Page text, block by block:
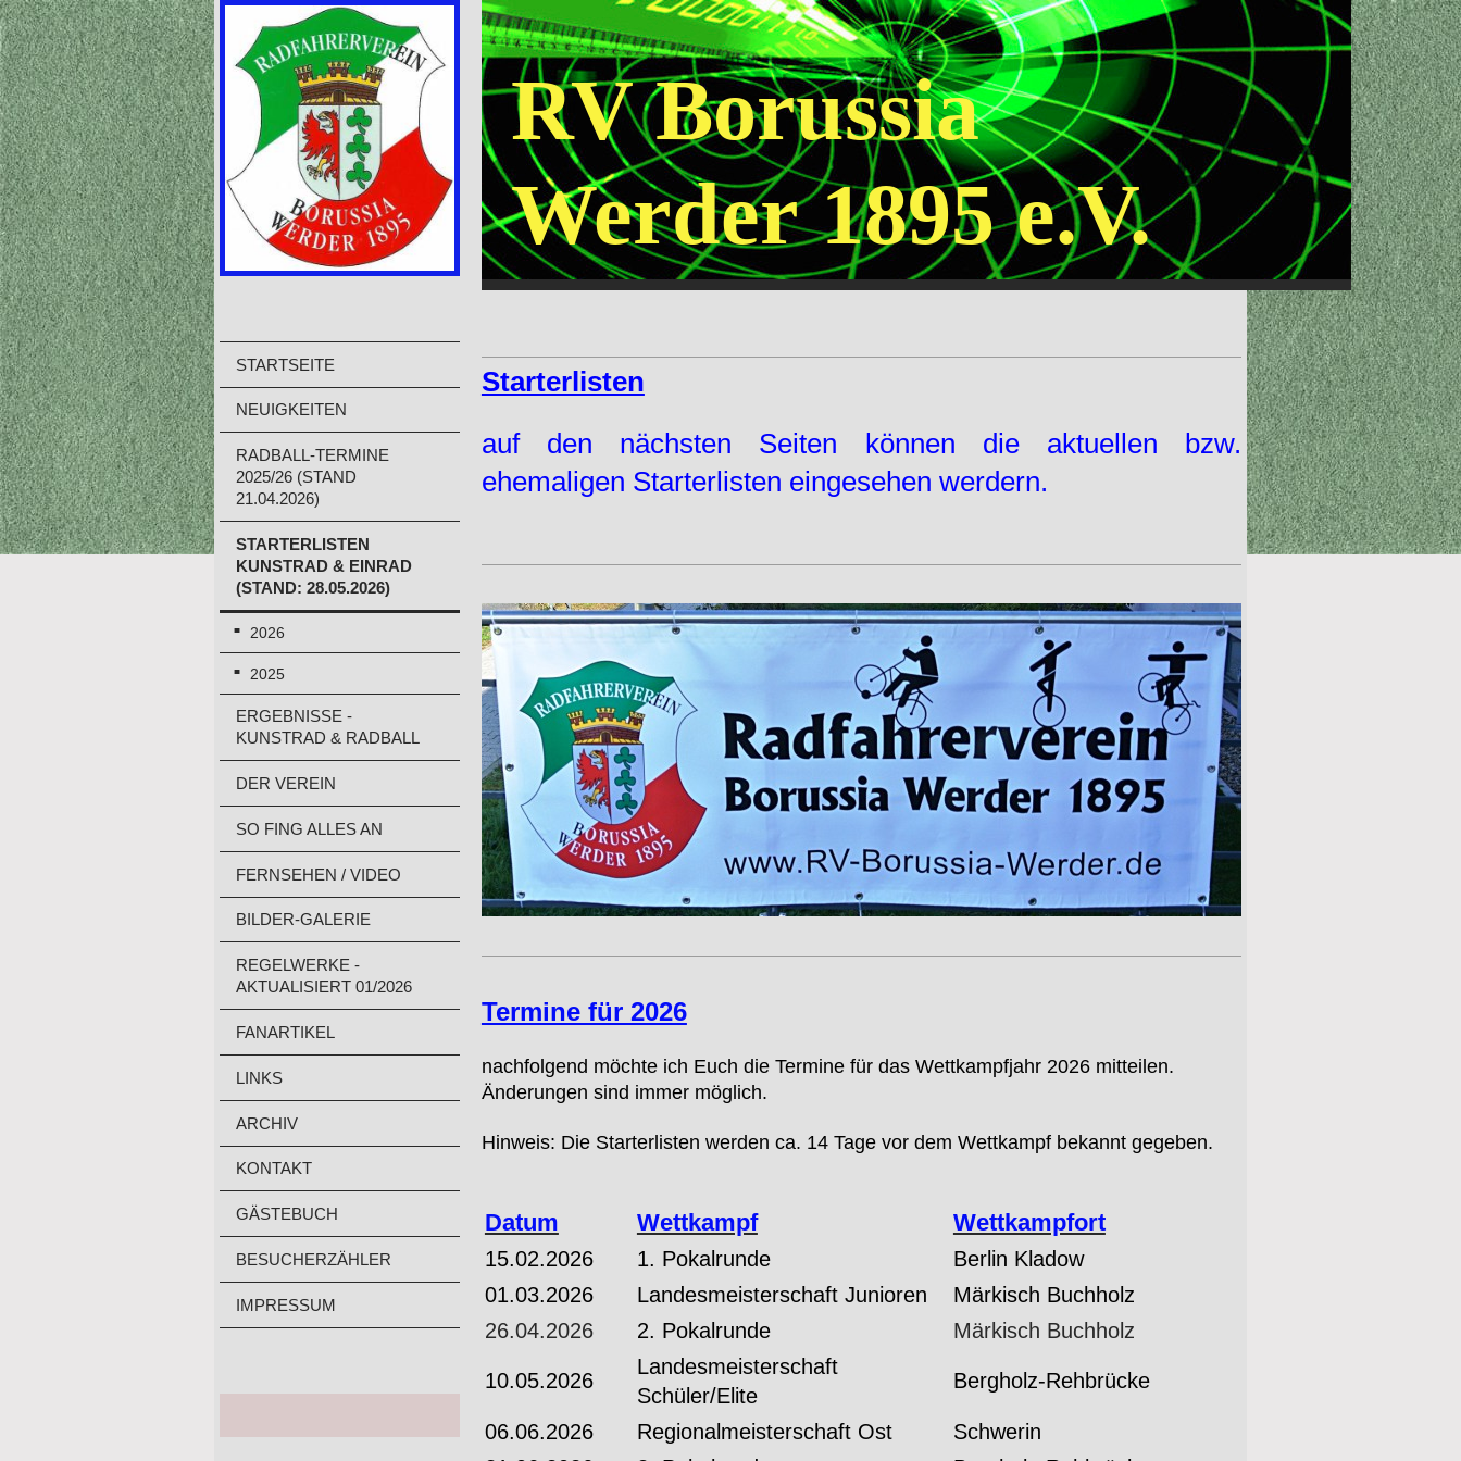
STARTSEITE
NEUIGKEITEN
RADBALL-TERMINE
2025/26 (STAND
21.04.2026)
STARTERLISTEN
KUNSTRAD & EINRAD
(STAND: 28.05.2026)
2026
2025
ERGEBNISSE -
KUNSTRAD & RADBALL
DER VEREIN
SO FING ALLES AN
FERNSEHEN / VIDEO
BILDER-GALERIE
REGELWERKE -
AKTUALISIERT 01/2026
FANARTIKEL
LINKS
ARCHIV
KONTAKT
GÄSTEBUCH
BESUCHERZÄHLER
IMPRESSUM
RV Borussia
Werder 1895 e.V.
Starterlisten
auf den nächsten Seiten können die aktuellen bzw.
ehemaligen Starterlisten eingesehen werdern.
Termine für 2026
nachfolgend möchte ich Euch die Termine für das Wettkampfjahr 2026 mitteilen.
Änderungen sind immer möglich.
Hinweis: Die Starterlisten werden ca. 14 Tage vor dem Wettkampf bekannt gegeben.
Datum Wettkampf Wettkampfort
15.02.2026 1. Pokalrunde
Berlin Kladow
01.03.2026
Landesmeisterschaft Junioren
Märkisch Buchholz
26.04.2026
2. Pokalrunde Märkisch Buchholz
10.05.2026
Landesmeisterschaft
Schüler/Elite
Bergholz-Rehbrücke
06.06.2026 Regionalmeisterschaft Ost
Schwerin